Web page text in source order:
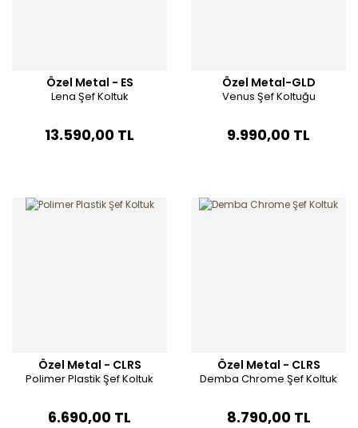
Özel Metal - ES
Lena Şef Koltuk
13.590,00 TL
Özel Metal-GLD
Venus Şef Koltuğu
9.990,00 TL
Özel Metal - CLRS
Polimer Plastik Şef Koltuk
6.690,00 TL
Özel Metal - CLRS
Demba Chrome Şef Koltuk
8.790,00 TL